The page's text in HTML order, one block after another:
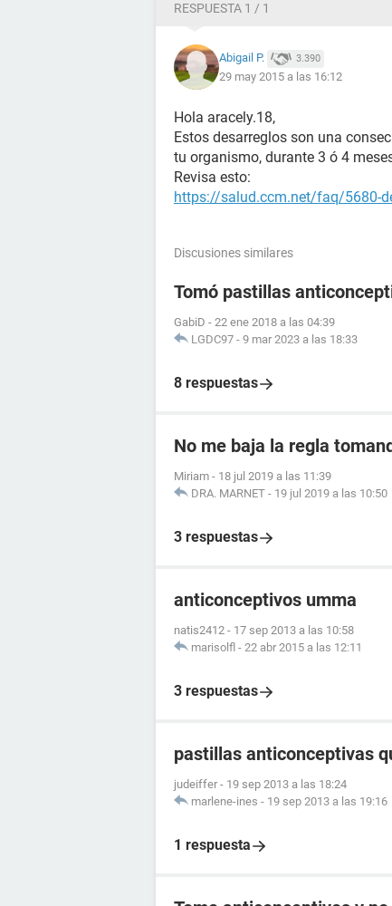
RESPUESTA 1 / 1
Abigail P. 3.390
29 may 2015 a las 16:12
Hola aracely.18,
Estos desarreglos son una
tu organismo, durante 3 ó 4
Revisa esto:
https://salud.ccm.net/faq/5680-
Discusiones similares
Tomó pastillas
GabiD - 22 ene 2018 a las 04:39
LGDC97 - 9 mar 2023 a las 18:33
8 respuestas
No me baja la regla
Miriam - 18 jul 2019 a las 11:39
DRA. MARNET - 19 jul 2019 a las 10:50
3 respuestas
anticonceptivos umma
natis2412 - 17 sep 2013 a las 10:58
marisolfl - 22 abr 2015 a las 12:11
3 respuestas
pastillas anticonceptivas
judeiffer - 19 sep 2013 a las 18:24
marlene-ines - 19 sep 2013 a las 19:16
1 respuesta